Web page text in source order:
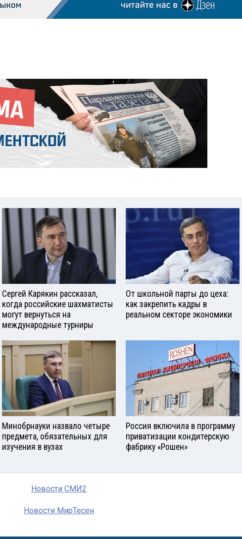
Сергей Карякин рассказал,
когда российские шахматисты
могут вернуться на
международные турниры
От школьной парты до цеха:
как закрепить кадры в
реальном секторе экономики
Минобрнауки назвало четыре
предмета, обязательных для
изучения в вузах
Россия включила в программу
приватизации кондитерскую
фабрику «Рошен»
Новости СМИ2
Новости МирТесен